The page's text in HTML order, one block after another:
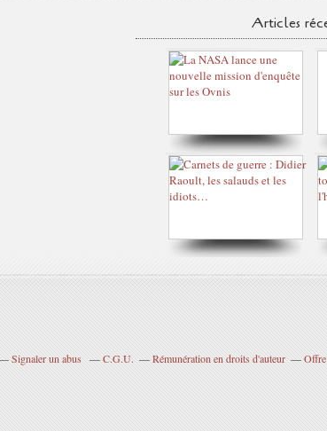
Articles
Signaler un abus C.G.U. Rémunération en droits d'auteur